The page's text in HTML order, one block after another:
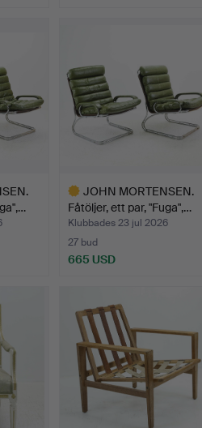
JOHN MORTENSEN.
Fåtöljer, ett par, "Fuga",…
Klubbades 23 jul 2026
27 bud
665 USD